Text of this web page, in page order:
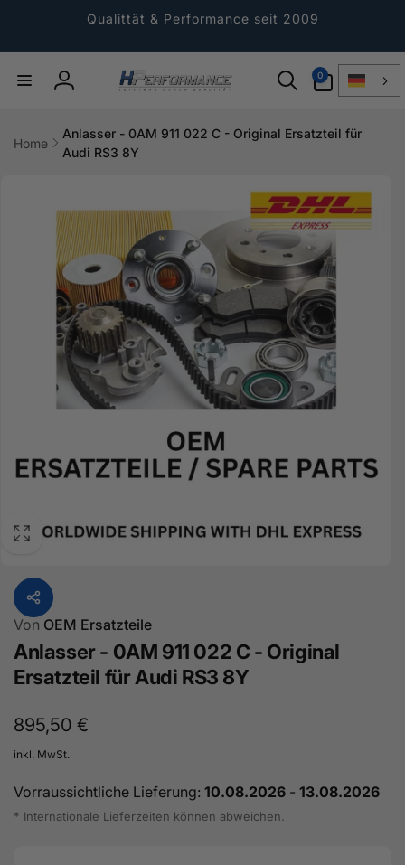
Qualittät & Performance seit 2009
Einloggen
0
Artikel
Home
Anlasser - 0AM 911 022 C - Original Ersatzteil für
Audi RS3 8Y
Von OEM Ersatzteile
Anlasser - 0AM 911 022 C - Original
Ersatzteil für Audi RS3 8Y
Normaler
Preis
895,50 €
inkl. MwSt.
Vorraussichtliche Lieferung: 10.08.2026 - 13.08.2026
* Internationale Lieferzeiten können abweichen.